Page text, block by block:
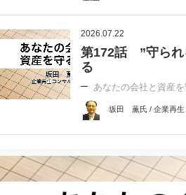
2026.07.22
第172話 ”守られ
る
あなたの会社と資産
坂田 薫氏 / 企業再生